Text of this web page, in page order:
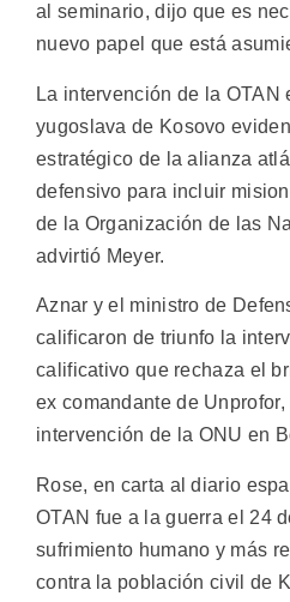
al seminario, dijo que es
nuevo papel que está
La intervención de la OTAN
yugoslava de Kosovo
estratégico de la alianza
defensivo para incluir
de la Organización de las
advirtió Meyer.
Aznar y el ministro de
calificaron de triunfo la
calificativo que rechaza el
ex comandante de
intervención de la ONU en
Rose, en carta al diario
OTAN fue a la guerra el 24
sufrimiento humano y más
contra la población civil de